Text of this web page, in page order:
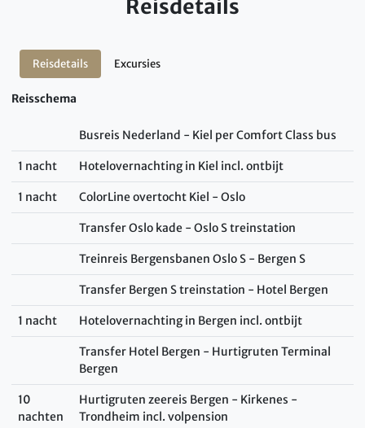
Reisdetails
Reisdetails Excursies
Reisschema
Busreis Nederland - Kiel per Comfort Class bus
1 nacht Hotelovernachting in Kiel incl. ontbijt
1 nacht ColorLine overtocht Kiel - Oslo
Transfer Oslo kade - Oslo S treinstation
Treinreis Bergensbanen Oslo S - Bergen S
Transfer Bergen S treinstation - Hotel Bergen
1 nacht Hotelovernachting in Bergen incl. ontbijt
Transfer Hotel Bergen - Hurtigruten Terminal
Bergen
10
nachten
Hurtigruten zeereis Bergen - Kirkenes -
Trondheim incl. volpension